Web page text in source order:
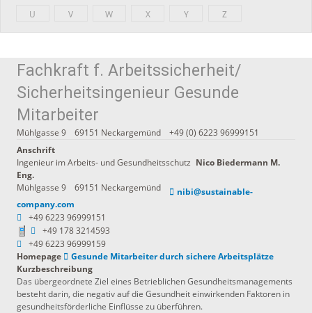
U
V W X Y Z
Fachkraft f. Arbeitssicherheit/
Sicherheitsingenieur Gesunde
Mitarbeiter
Mühlgasse 9 69151 Neckargemünd
+49 (0) 6223 96999151
Anschrift
Ingenieur im Arbeits- und Gesundheitsschutz Nico Biedermann M.
Eng.
Mühlgasse 9
69151 Neckargemünd
nibi@sustainable-
company.com
+49 6223 96999151
+49 178 3214593
+49 6223 96999159
Homepage
Gesunde Mitarbeiter durch sichere Arbeitsplätze
Kurzbeschreibung
Das übergeordnete Ziel eines Betrieblichen Gesundheitsmanagements
besteht darin, die negativ auf die Gesundheit einwirkenden Faktoren in
gesundheitsförderliche Einflüsse zu überführen.